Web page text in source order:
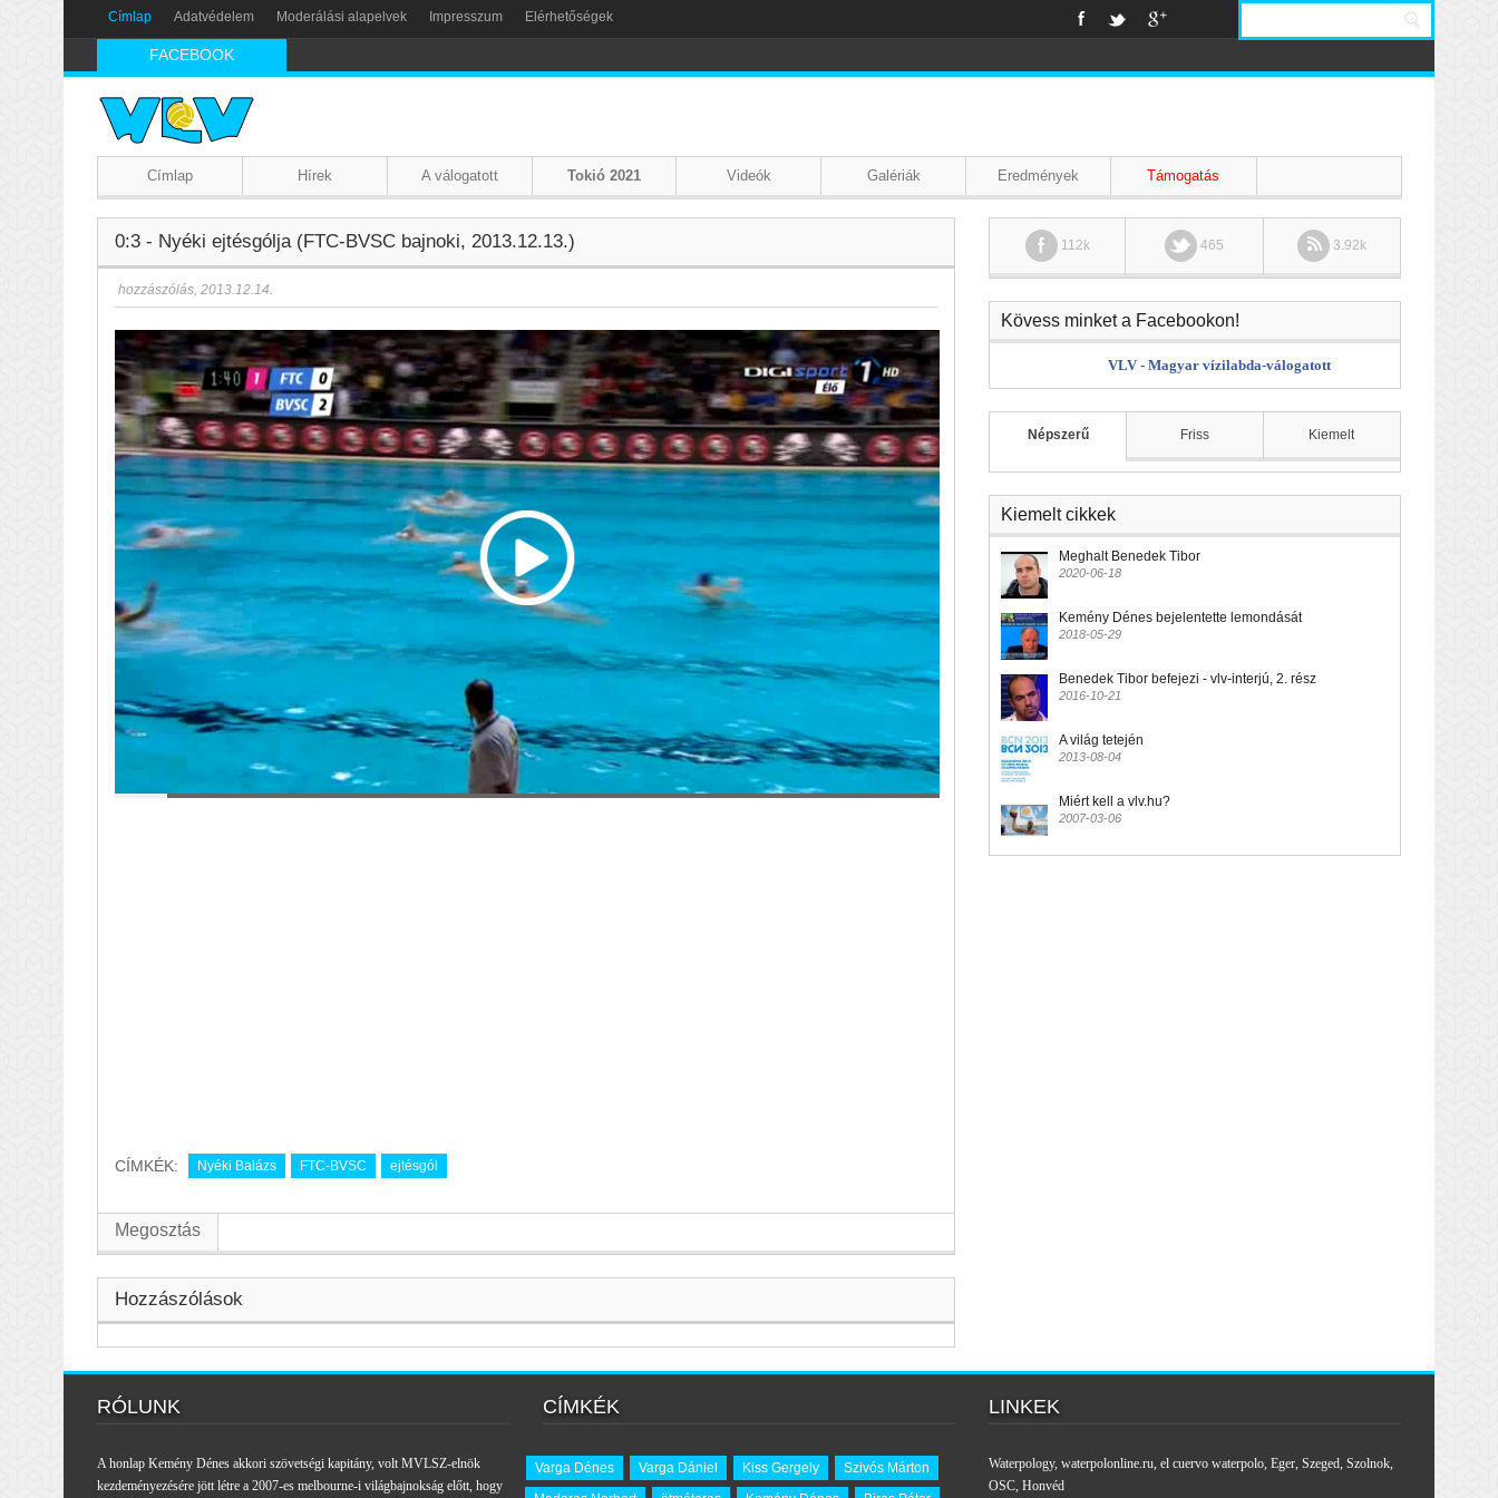
Címlap Adatvédelem Moderálási alapelvek Impresszum Elérhetőségek
FACEBOOK
Címlap Hírek A válogatott Tokió 2021 Videók Galériák Eredmények Támogatás
0:3 - Nyéki ejtésgólja (FTC-BVSC bajnoki, 2013.12.13.)
hozzászólás, 2013.12.14.
CÍMKÉK: Nyéki Balázs FTC-BVSC ejtésgól
Megosztás
Hozzászólások
112k 465 3.92k
Kövess minket a Facebookon!
VLV - Magyar vízilabda-válogatott
Népszerű Friss Kiemelt
Kiemelt cikkek
Meghalt Benedek Tibor
2020-06-18
Kemény Dénes bejelentette lemondását
2018-05-29
Benedek Tibor befejezi - vlv-interjú, 2. rész
2016-10-21
A világ tetején
2013-08-04
Miért kell a vlv.hu?
2007-03-06
RÓLUNK
A honlap Kemény Dénes akkori szövetségi kapitány, volt MVLSZ-elnök
kezdeményezésére jött létre a 2007-es melbourne-i világbajnokság előtt, hogy
CÍMKÉK
Varga Dénes Varga Dániel Kiss Gergely
Szivós Márton
LINKEK
Waterpology, waterpolonline.ru, el cuervo waterpolo, Eger, Szeged, Szolnok,
OSC, Honvéd